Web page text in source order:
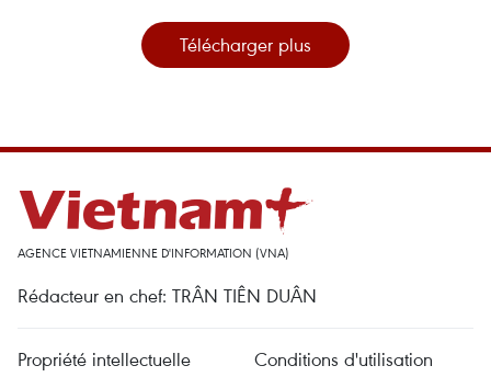
Télécharger plus
AGENCE VIETNAMIENNE D'INFORMATION (VNA)
Rédacteur en chef: TRÂN TIÊN DUÂN
Propriété intellectuelle
Conditions d'utilisation